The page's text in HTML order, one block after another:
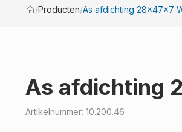
Naar homepage
/Producten/As afdichting 28x47x7
As afdichting
Artikelnummer: 10.200.46